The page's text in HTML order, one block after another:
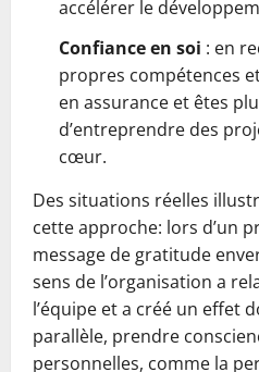
accélérer le
Confiance en soi : en
propres compétences
en assurance et êtes
d’entreprendre des
cœur.
Des situations réelles
cette approche: lors d’un
message de gratitude
sens de l’organisation a
l’équipe et a créé un effet
parallèle, prendre
personnelles, comme la